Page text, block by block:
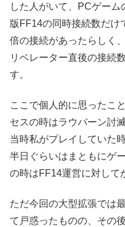
した人がいて、PCゲー
版FF14の同時接続数だけ
倍の接続があったらしく
リベレーター直後の接続
す。
ここで個人的に思ったこ
セスの時はラウバーン討
当時私がプレイしていた
半日ぐらいはまともにゲ
の時はFF14運営に対して
ただ今回の大型拡張では
て戸惑ったものの、その